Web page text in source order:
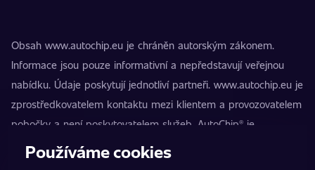
Obsah www.autochip.eu je chráněn autorským zákonem.
Informace jsou pouze informativní a nepředstavují veřejnou
nabídku. Údaje poskytují jednotliví partneři. www.autochip.eu je
zprostředkovatelem kontaktu mezi klientem a provozovatelem
pobočky a není poskytovatelem služeb. AutoChip® je
registrovaná ochranná známka Petra Kučery. Úpravy, které
Používáme cookies